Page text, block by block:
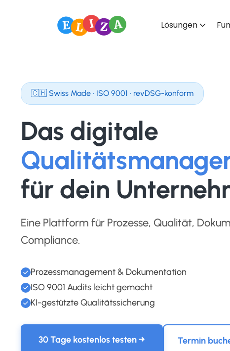
Lösungen
🇨🇭 Swiss Made · ISO 9001 · revDSG-konform
Das digitale
für dein
Eine Plattform für Prozesse, Qualität,
Compliance.
Prozessmanagement & Dokumentation
ISO 9001 Audits leicht gemacht
KI-gestützte Qualitätssicherung
30 Tage kostenlos testen → Termin